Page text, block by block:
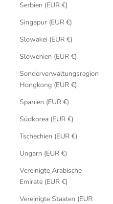
Serbien (EUR €)
Singapur (EUR €)
Slowakei (EUR €)
Slowenien (EUR €)
Sonderverwaltungsregion
Hongkong (EUR €)
Spanien (EUR €)
Südkorea (EUR €)
Tschechien (EUR €)
Ungarn (EUR €)
Vereinigte Arabische
Emirate (EUR €)
Vereinigte Staaten (EUR